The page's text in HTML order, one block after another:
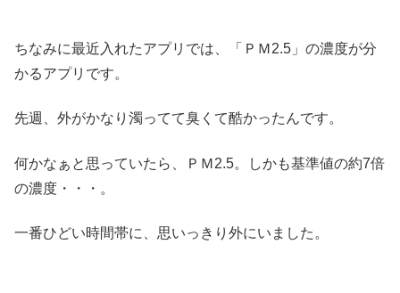
ちなみに最近入れたアプリでは、「ＰＭ2.5」の濃度が分
かるアプリです。
先週、外がかなり濁ってて臭くて酷かったんです。
何かなぁと思っていたら、ＰＭ2.5。しかも基準値の約7倍
の濃度・・・。
一番ひどい時間帯に、思いっきり外にいました。